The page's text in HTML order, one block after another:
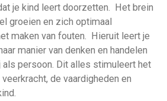
je kind leert doorzetten. Het brein
groeien en zich optimaal
maken van fouten. Hieruit leert je
manier van denken en handelen
als persoon. Dit alles stimuleert het
de vaardigheden en